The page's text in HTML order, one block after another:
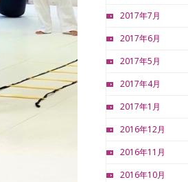
2017年7月
2017年6月
2017年5月
2017年4月
2017年1月
2016年12月
2016年11月
2016年10月